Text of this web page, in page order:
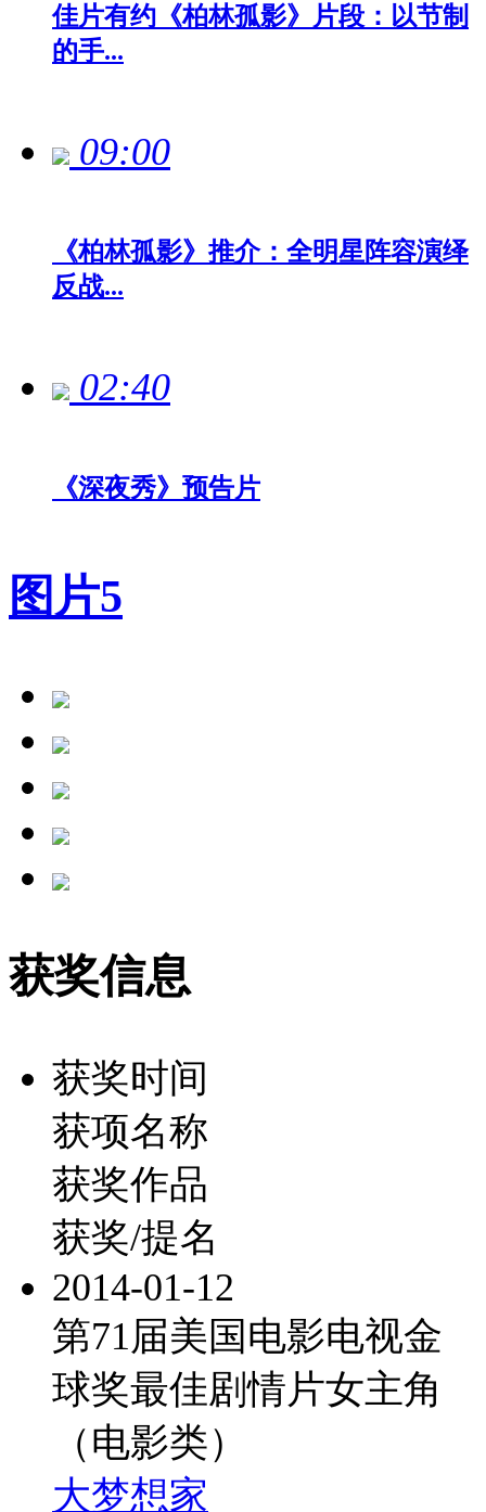
佳片有约《柏林孤影》片段：以节制
的手...
09:00
《柏林孤影》推介：全明星阵容演绎
反战...
02:40
《深夜秀》预告片
图片5
获奖信息
获奖时间
获项名称
获奖作品
获奖/提名
2014-01-12
第71届美国电影电视金
球奖最佳剧情片女主角
（电影类）
大梦想家